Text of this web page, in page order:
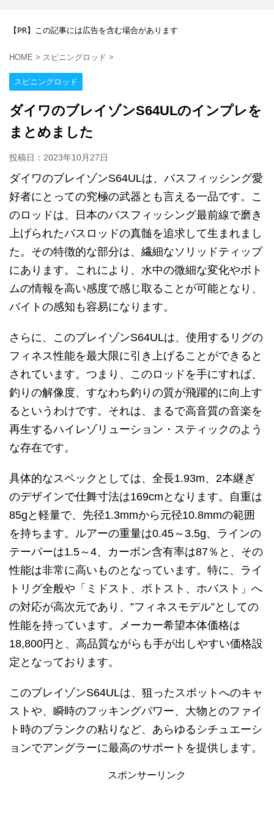
【PR】この記事には広告を含む場合があります
HOME > スピニングロッド >
スピニングロッド
ダイワのブレイゾンS64ULのインプレを
まとめました
投稿日： 2023年10月27日
ダイワのブレイゾンS64ULは、バスフィッシング愛
好者にとっての究極の武器とも言える一品です。こ
のロッドは、日本のバスフィッシング最前線で磨き
上げられたバスロッドの真髄を追求して生まれまし
た。その特徴的な部分は、繊細なソリッドティップ
にあります。これにより、水中の微細な変化やボト
ムの情報を高い感度で感じ取ることが可能となり、
バイトの感知も容易になります。
さらに、このブレイゾンS64ULは、使用するリグの
フィネス性能を最大限に引き上げることができると
されています。つまり、このロッドを手にすれば、
釣りの解像度、すなわち釣りの質が飛躍的に向上す
るというわけです。それは、まるで高音質の音楽を
再生するハイレゾリューション・スティックのよう
な存在です。
具体的なスペックとしては、全長1.93m、2本継ぎ
のデザインで仕舞寸法は169cmとなります。自重は
85gと軽量で、先径1.3mmから元径10.8mmの範囲
を持ちます。ルアーの重量は0.45～3.5g、ラインの
テーパーは1.5～4、カーボン含有率は87％と、その
性能は非常に高いものとなっています。特に、ライ
トリグ全般や「ミドスト、ボトスト、ホバスト」へ
の対応が高次元であり、”フィネスモデル”としての
性能を持っています。メーカー希望本体価格は
18,800円と、高品質ながらも手が出しやすい価格設
定となっております。
このブレイゾンS64ULは、狙ったスポットへのキャ
ストや、瞬時のフッキングパワー、大物とのファイ
ト時のブランクの粘りなど、あらゆるシチュエーシ
ョンでアングラーに最高のサポートを提供します。
スポンサーリンク